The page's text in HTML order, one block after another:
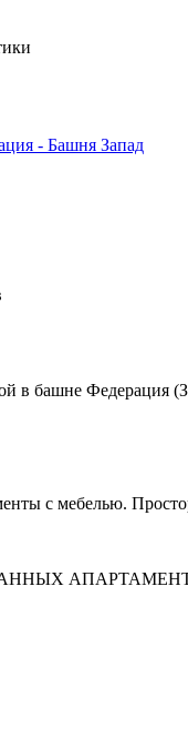
- Башня Запад
в башне Федерация
с мебелью.